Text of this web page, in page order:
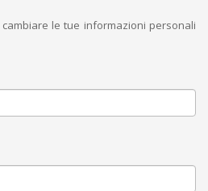
le tue informazioni personali